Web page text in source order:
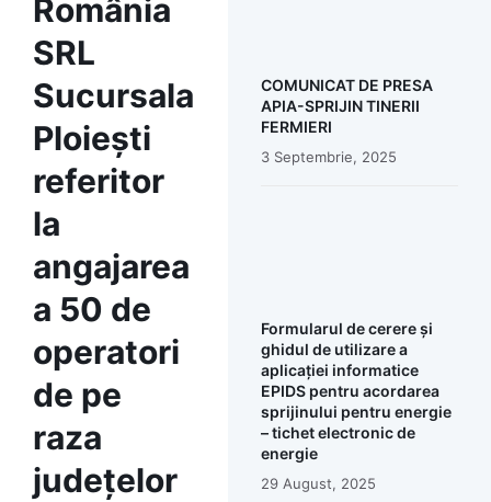
România
SRL
Sucursala
Ploiești
referitor
la
angajarea
a 50 de
operatori
de pe
raza
județelor
COMUNICAT DE PRESA
APIA-SPRIJIN TINERII
FERMIERI
3 Septembrie, 2025
Formularul de cerere și
ghidul de utilizare a
aplicației informatice
EPIDS pentru acordarea
sprijinului pentru energie
– tichet electronic de
energie
29 August, 2025